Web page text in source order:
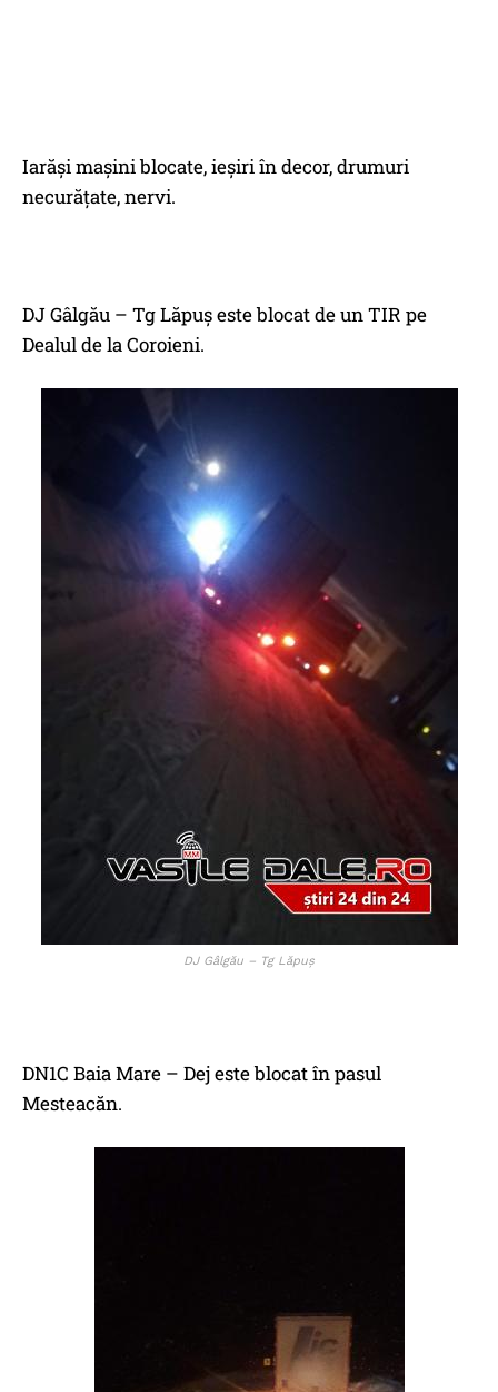
Iarăşi maşini blocate, ieşiri în decor, drumuri
necurăţate, nervi.
DJ Gâlgău – Tg Lăpuş este blocat de un TIR pe
Dealul de la Coroieni.
DJ Gâlgău – Tg Lăpuş
DN1C Baia Mare – Dej este blocat în pasul
Mesteacăn.